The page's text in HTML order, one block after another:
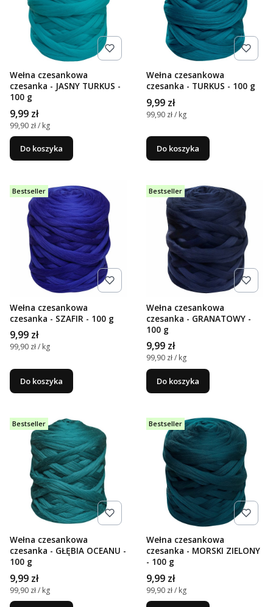
Wełna czesankowa
czesanka - JASNY TURKUS -
100 g
Cena
9,99 zł
Cena jednostkowa
99,90 zł / kg
Do koszyka
Wełna czesankowa
czesanka - TURKUS - 100 g
Cena
9,99 zł
Cena jednostkowa
99,90 zł / kg
Do koszyka
Bestseller
Wełna czesankowa
czesanka - SZAFIR - 100 g
Cena
9,99 zł
Cena jednostkowa
99,90 zł / kg
Do koszyka
Bestseller
Wełna czesankowa
czesanka - GRANATOWY -
100 g
Cena
9,99 zł
Cena jednostkowa
99,90 zł / kg
Do koszyka
Bestseller
Wełna czesankowa
czesanka - GŁĘBIA OCEANU -
100 g
Cena
9,99 zł
Cena jednostkowa
99,90 zł / kg
Bestseller
Wełna czesankowa
czesanka - MORSKI ZIELONY
- 100 g
Cena
9,99 zł
Cena jednostkowa
99,90 zł / kg